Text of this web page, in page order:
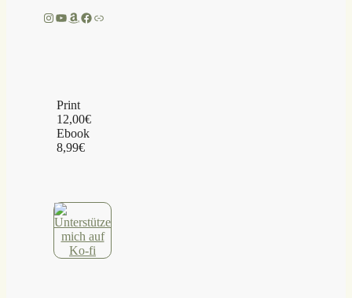
Instagram
YouTube
Amazon
Facebook
Link
Print
12,00€
Ebook
8,99€